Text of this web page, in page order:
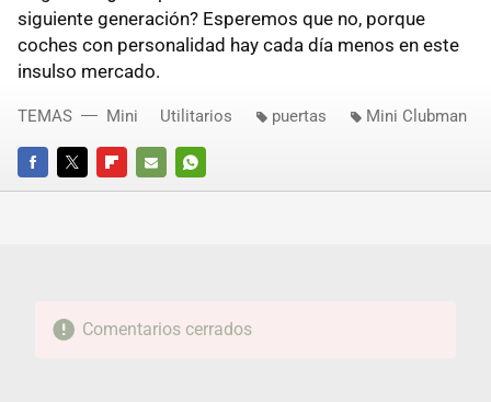
siguiente generación? Esperemos que no, porque
coches con personalidad hay cada día menos en este
insulso mercado.
FACEBOOKTWITTERFLIPBOARD
E-
WHATSAPP
TEMAS Mini Utilitarios puertas Mini Clubman
Comentarios cerrados